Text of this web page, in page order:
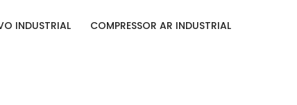
INDUSTRIAL COMPRESSOR AR INDUSTRIAL